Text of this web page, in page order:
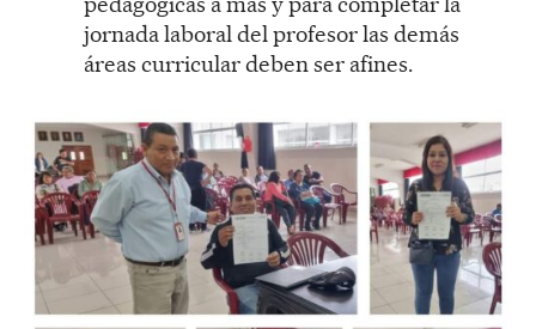
jornada laboral del profesor las demás
áreas curricular deben ser afines.